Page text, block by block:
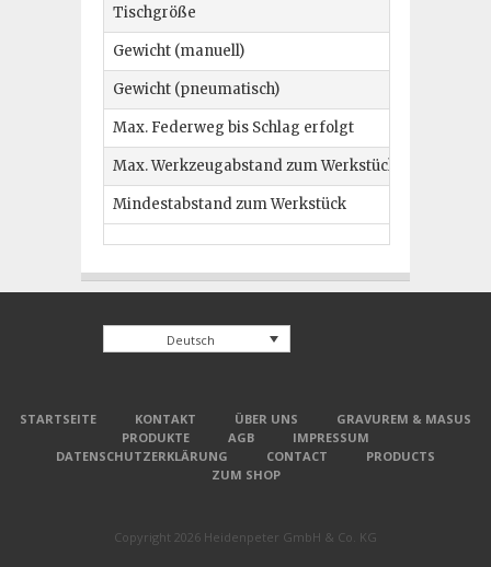
Tischgröße
Gewicht (manuell)
Gewicht (pneumatisch)
Max. Federweg bis Schlag erfolgt
Max. Werkzeugabstand zum Werkstück
Mindestabstand zum Werkstück
Deutsch
STARTSEITE KONTAKT ÜBER UNS
GRAVUREM & MASUS
PRODUKTE
AGB
IMPRESSUM
DATENSCHUTZERKLÄRUNG
CONTACT
PRODUCTS
ZUM SHOP
Copyright 2026 Heidenpeter GmbH & Co. KG